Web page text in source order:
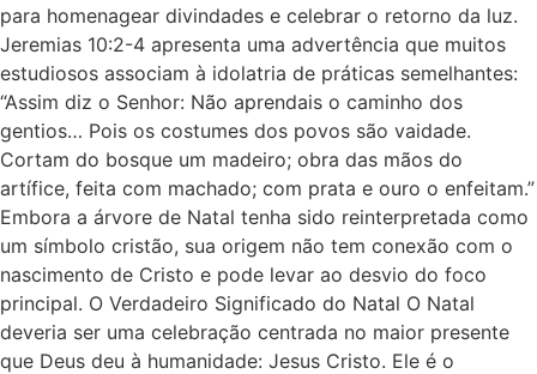
para homenagear divindades e celebrar o retorno da luz.
Jeremias 10:2-4 apresenta uma advertência que muitos
estudiosos associam à idolatria de práticas semelhantes:
“Assim diz o Senhor: Não aprendais o caminho dos
gentios… Pois os costumes dos povos são vaidade.
Cortam do bosque um madeiro; obra das mãos do
artífice, feita com machado; com prata e ouro o enfeitam.”
Embora a árvore de Natal tenha sido reinterpretada como
um símbolo cristão, sua origem não tem conexão com o
nascimento de Cristo e pode levar ao desvio do foco
principal. O Verdadeiro Significado do Natal O Natal
deveria ser uma celebração centrada no maior presente
que Deus deu à humanidade: Jesus Cristo. Ele é o